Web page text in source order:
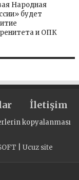
Народная
будет
и ОПК
İletişim
kopyalanması
Ucuz site